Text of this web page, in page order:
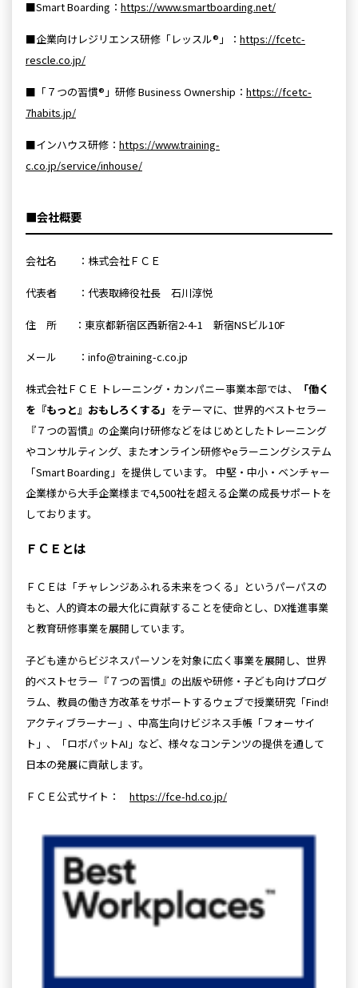
■Smart Boarding： https://www.smartboarding.net/
■企業向けレジリエンス研修「レッスル®」： https://fcetc-
rescle.co.jp/
■「７つの習慣®」研修 Business Ownership： https://fcetc-
7habits.jp/
■インハウス研修： https://www.training-
c.co.jp/service/inhouse/
■会社概要
会社名 ：株式会社ＦＣＥ
代表者 ：代表取締役社長 石川淳悦
住 所 ：東京都新宿区西新宿2-4-1 新宿NSビル10F
メール ：info@training-c.co.jp
株式会社ＦＣＥ トレーニング・カンパニー事業本部では、
「働く
を『もっと』おもしろくする」 をテーマに、世界的ベストセラー
『７つの習慣』の企業向け研修などをはじめとしたトレーニング
やコンサルティング、またオンライン研修やeラーニングシステム
「Smart Boarding」を提供しています。 中堅・中小・ベンチャー
企業様から大手企業様まで4,500社を超える企業の成長サポートを
しております。
ＦＣＥとは
ＦＣＥは「チャレンジあふれる未来をつくる」というパーパスの
もと、人的資本の最大化に貢献することを使命とし、DX推進事業
と教育研修事業を展開しています。
子ども達からビジネスパーソンを対象に広く事業を展開し、世界
的ベストセラー『７つの習慣』の出版や研修・子ども向けプログ
ラム、教員の働き方改革をサポートするウェブで授業研究「Find!
アクティブラーナー」、中高生向けビジネス手帳「フォーサイ
ト」、「ロボパットAI」など、様々なコンテンツの提供を通して
日本の発展に貢献します。
ＦＣＥ公式サイト： https://fce-hd.co.jp/